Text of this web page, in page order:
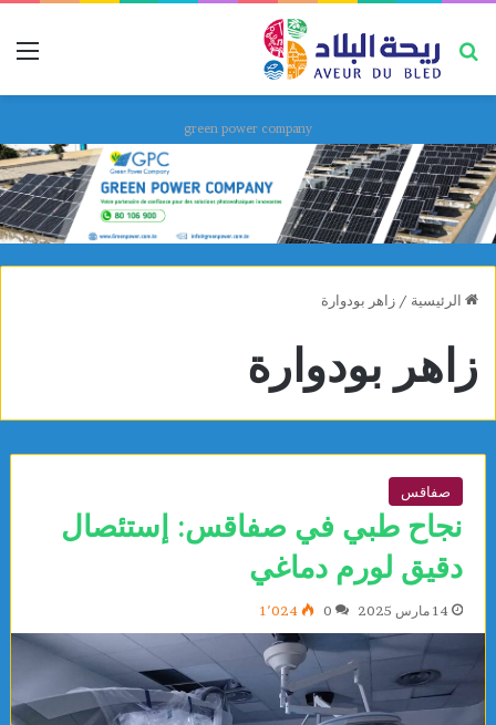
بحث عن
green power company
الرئيسية / زاهر بودوارة
زاهر بودوارة
صفاقس
نجاح طبي في صفاقس: إستئصال
دقيق لورم دماغي
14 مارس 2025 0 1٬024